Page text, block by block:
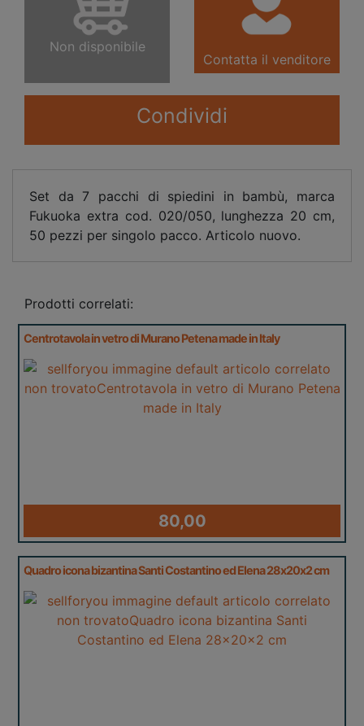
Non disponibile
Contatta il venditore
Condividi
Set da 7 pacchi di spiedini in bambù, marca
Fukuoka extra cod. 020/050, lunghezza 20 cm,
50 pezzi per singolo pacco. Articolo nuovo.
Prodotti correlati:
Centrotavola in vetro di Murano Petena made in Italy
80,00
Quadro icona bizantina Santi Costantino ed Elena 28x20x2 cm